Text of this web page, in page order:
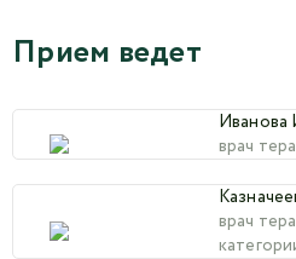
Прием ведет
Иванова
врач
врач